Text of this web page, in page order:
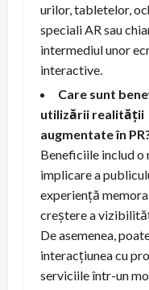
urilor, tabletelor,
speciali AR sau
intermediul unor
interactive.
Care sunt
utilizării realității
augmentate în
Beneficiile includ o
implicare a
experiență
creștere a
De asemenea,
interacțiunea cu
serviciile într-un